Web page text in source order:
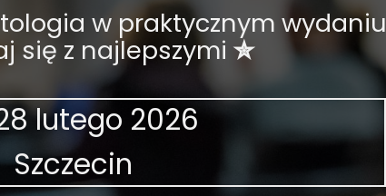
w praktycznym wydaniu
się z najlepszymi✮
lutego 2026
Szczecin